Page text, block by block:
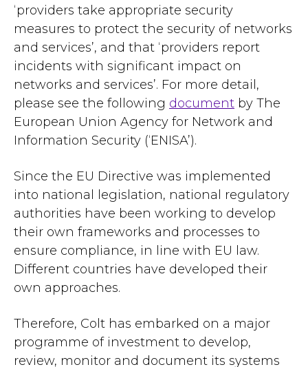
‘providers take appropriate security
measures to protect the security of networks
and services’, and that ‘providers report
incidents with significant impact on
networks and services’. For more detail,
please see the following document by The
European Union Agency for Network and
Information Security (‘ENISA’).
Since the EU Directive was implemented
into national legislation, national regulatory
authorities have been working to develop
their own frameworks and processes to
ensure compliance, in line with EU law.
Different countries have developed their
own approaches.
Therefore, Colt has embarked on a major
programme of investment to develop,
review, monitor and document its systems